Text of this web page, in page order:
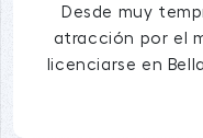
Desde muy
atracción por el
licenciarse en